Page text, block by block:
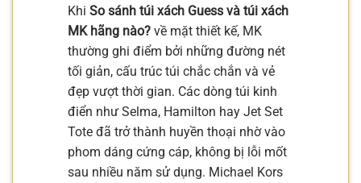
Khi So sánh túi xách Guess và túi xách
MK hãng nào? về mặt thiết kế, MK
thường ghi điểm bởi những đường nét
tối giản, cấu trúc túi chắc chắn và vẻ
đẹp vượt thời gian. Các dòng túi kinh
điển như Selma, Hamilton hay Jet Set
Tote đã trở thành huyền thoại nhờ vào
phom dáng cứng cáp, không bị lỗi mốt
sau nhiều năm sử dụng. Michael Kors